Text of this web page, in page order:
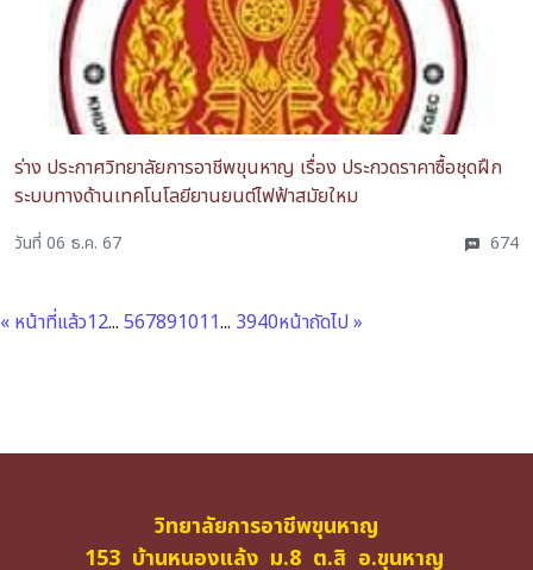
ร่าง ประกาศวิทยาลัยการอาชีพขุนหาญ เรื่อง ประกวดราคาซื้อชุดฝึก
ระบบทางด้านเทคโนโลยียานยนต์ไฟฟ้าสมัยใหม
วันที่ 06 ธ.ค. 67 674
« หน้าที่แล้ว12... 567891011... 3940หน้าถัดไป »
วิทยาลัยการอาชีพขุนหาญ
153 บ้านหนองแล้ง ม.8 ต.สิ อ.ขุนหาญ